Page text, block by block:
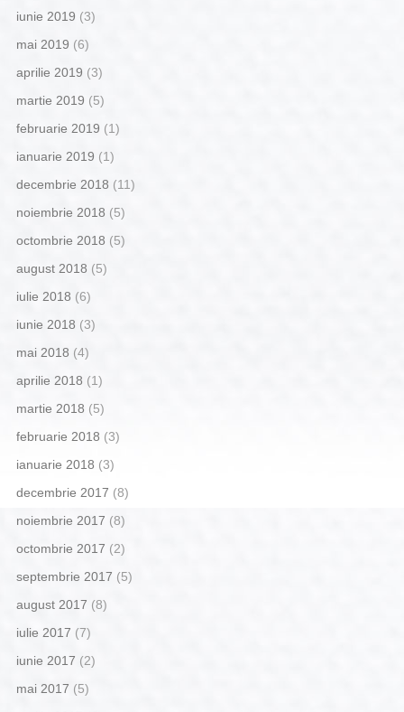
iunie 2019 (3)
mai 2019 (6)
aprilie 2019 (3)
martie 2019 (5)
februarie 2019 (1)
ianuarie 2019 (1)
decembrie 2018 (11)
noiembrie 2018 (5)
octombrie 2018 (5)
august 2018 (5)
iulie 2018 (6)
iunie 2018 (3)
mai 2018 (4)
aprilie 2018 (1)
martie 2018 (5)
februarie 2018 (3)
ianuarie 2018 (3)
decembrie 2017 (8)
noiembrie 2017 (8)
octombrie 2017 (2)
septembrie 2017 (5)
august 2017 (8)
iulie 2017 (7)
iunie 2017 (2)
mai 2017 (5)